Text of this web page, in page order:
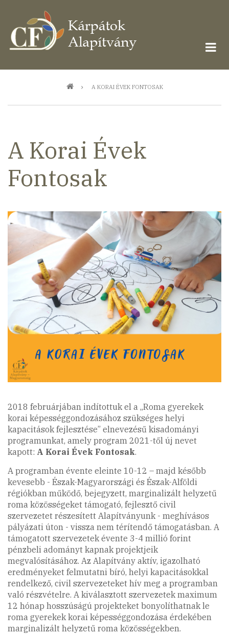
tartalomra
A KORAI ÉVEK FONTOSAK
A Korai Évek
Fontosak
2018 februárjában indítottuk el a „Roma gyerekek
korai képességgondozásához szükséges helyi
kapacitások fejlesztése” elnevezésű kisadományi
programunkat, amely program 2021-től új nevet
kapott: A Korai Évek Fontosak.
A programban évente eleinte 10-12 – majd később
kevesebb - Észak-Magyarországi és Észak-Alföldi
régiókban működő, bejegyzett, marginalizált helyzetű
roma közösségeket támogató, fejlesztő civil
szervezetet részesített Alapítványunk - meghívásos
pályázati úton - vissza nem térítendő támogatásban. A
támogatott szervezetek évente 3-4 millió forint
pénzbeli adományt kapnak projektjeik
megvalósításához. Az Alapítvány aktív, igazolható
eredményeket felmutatni bíró, helyi kapacitásokkal
rendelkező, civil szervezeteket hív meg a programban
való részvételre. A kiválasztott szervezetek maximum
12 hónap hosszúságú projekteket bonyolíthatnak le
roma gyerekek korai képességgondozása érdekében
marginalizált helyzetű roma közösségekben.